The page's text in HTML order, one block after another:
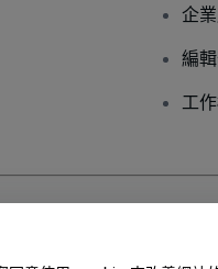
企
編
工